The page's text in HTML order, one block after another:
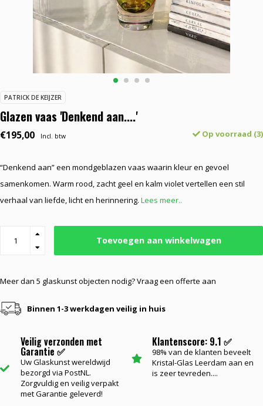
PATRICK DE KEIJZER
Glazen vaas 'Denkend aan....'
€195,00 Incl. btw Op voorraad (3)
“Denkend aan” een mondgeblazen vaas waarin kleur en gevoel
samenkomen. Warm rood, zacht geel en kalm violet vertellen een stil
verhaal van liefde, licht en herinnering. Lees meer..
Toevoegen aan winkelwagen
Meer dan 5 glaskunst objecten nodig? Vraag een offerte aan
Binnen 1-3 werkdagen veilig in huis
Veilig verzonden met
Garantie ✅
Uw Glaskunst wereldwijd
bezorgd via PostNL.
Zorgvuldig en veilig verpakt
met Garantie geleverd!
Klantenscore: 9.1 ✅
98% van de klanten beveelt
Kristal-Glas Leerdam aan en
is zeer tevreden....